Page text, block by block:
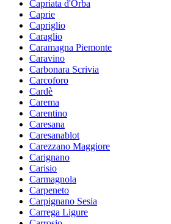
Capriata d'Orba
Caprie
Capriglio
Caraglio
Caramagna Piemonte
Caravino
Carbonara Scrivia
Carcoforo
Cardè
Carema
Carentino
Caresana
Caresanablot
Carezzano Maggiore
Carignano
Carisio
Carmagnola
Carpeneto
Carpignano Sesia
Carrega Ligure